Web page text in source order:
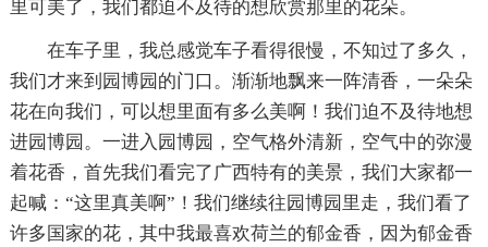
里可美了，我们都迫不及待的想欣赏那里的花朵。
在车子里，我总感觉车子看得很慢，不知过了多久，
我们才来到园博园的门口。渐渐地飘来一阵清香，一朵朵
花在向我们，可以想里面有多么美啊！我们迫不及待地想
进园博园。一进入园博园，空气格外清新，空气中的弥漫
着花香，首先我们看完了广西特有的美景，我们大家都一
起喊：“这里真美啊”！我们继续往园博园里走，我们看了
许多国家的花，其中我最喜欢荷兰的郁金香，因为郁金香